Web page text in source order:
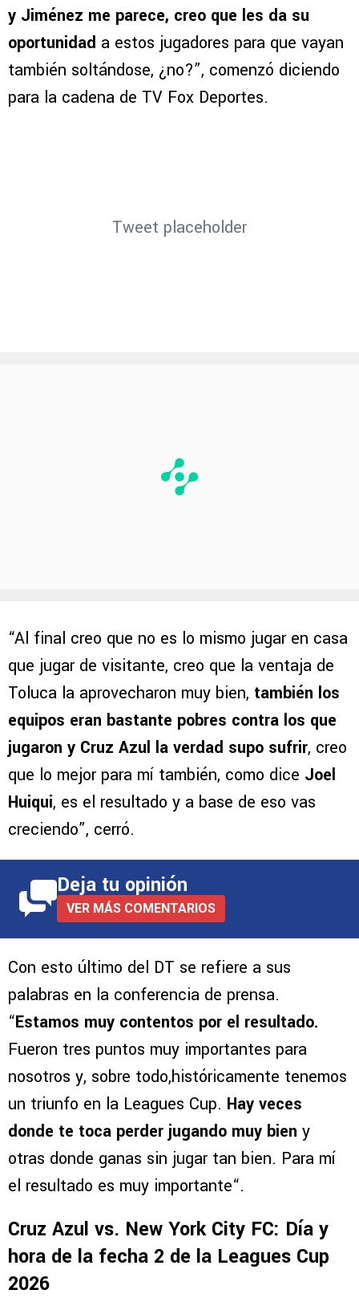
y Jiménez me parece, creo que les da su
oportunidad a estos jugadores para que vayan
también soltándose, ¿no?”, comenzó diciendo
para la cadena de TV Fox Deportes.
Tweet placeholder
“Al final creo que no es lo mismo jugar en casa
que jugar de visitante, creo que la ventaja de
Toluca la aprovecharon muy bien, también los
equipos eran bastante pobres contra los que
jugaron y Cruz Azul la verdad supo sufrir, creo
que lo mejor para mí también, como dice Joel
Huiqui, es el resultado y a base de eso vas
creciendo”, cerró.
Deja tu opinión
VER MÁS COMENTARIOS
Con esto último del DT se refiere a sus
palabras en la conferencia de prensa.
“Estamos muy contentos por el resultado.
Fueron tres puntos muy importantes para
nosotros y, sobre todo,históricamente tenemos
un triunfo en la Leagues Cup. Hay veces
donde te toca perder jugando muy bien y
otras donde ganas sin jugar tan bien. Para mí
el resultado es muy importante“.
Cruz Azul vs. New York City FC: Día y
hora de la fecha 2 de la Leagues Cup
2026